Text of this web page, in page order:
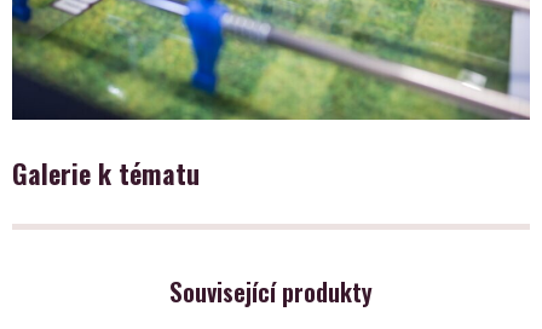
Galerie k tématu
Související produkty